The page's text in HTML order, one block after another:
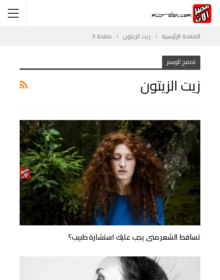
الصفحة الرئيسية زيت الزيتون صفحة 3
تصفح الوسم
زيت الزيتون
تساقط الشعر متى يجب عليك استشارة طبيب؟